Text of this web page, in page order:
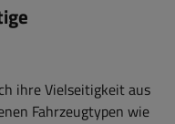
ihre Vielseitigkeit aus
Fahrzeugtypen wie